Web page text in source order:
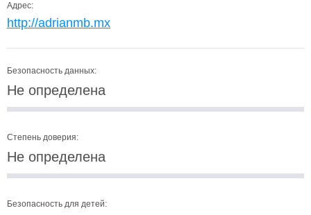
Адрес:
http://adrianmb.mx
Безопасность данных:
Не определена
Степень доверия:
Не определена
Безопасность для детей: